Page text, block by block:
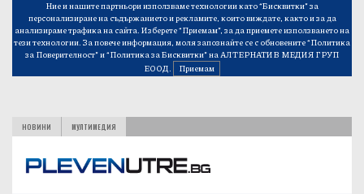
Ние и нашите партньори използваме технологии като “Бисквитки” за
персонализиране на съдържанието и рекламите, които виждате, както и за да
анализираме трафика на сайта. Изберете “Приемам”, за да приемете използването на
тези технологии. За повече информация, моля запознайте се с обновените“Политика
за Поверителност”и“Политика за Бисквитки”на АЛТЕРНАТИВ МЕДИЯ ГРУП
ЕООД.
Приемам
НОВИНИ МУЛТИМЕДИЯ